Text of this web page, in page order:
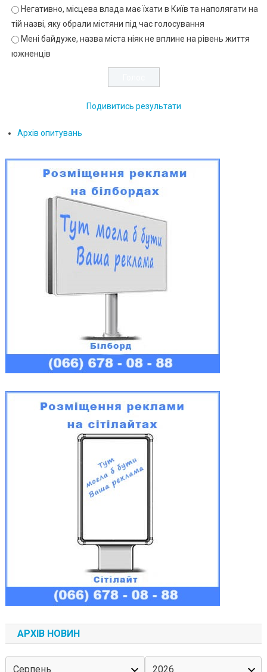
Негативно, місцева влада має їхати в Київ та наполягати на
тій назві, яку обрали містяни під час голосування
Мені байдуже, назва міста ніяк не вплине на рівень життя
южненців
Подивитись результати
Архів опитувань
АРХІВ НОВИН